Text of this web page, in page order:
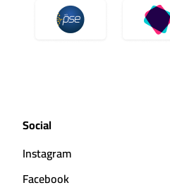
Social
Instagram
Facebook